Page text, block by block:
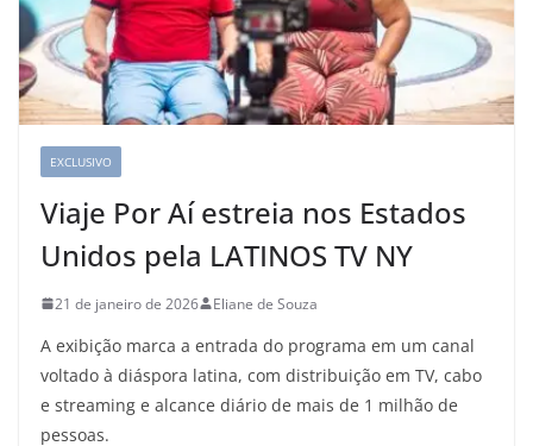
EXCLUSIVO
Viaje Por Aí estreia nos Estados
Unidos pela LATINOS TV NY
21 de janeiro de 2026 Eliane de Souza
A exibição marca a entrada do programa em um canal
voltado à diáspora latina, com distribuição em TV, cabo
e streaming e alcance diário de mais de 1 milhão de
pessoas.